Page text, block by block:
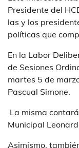
Presidente del
las y los
políticas que
En la Labor
de Sesiones
martes 5 de
Pascual Simone.
La misma
Municipal
Asimismo,